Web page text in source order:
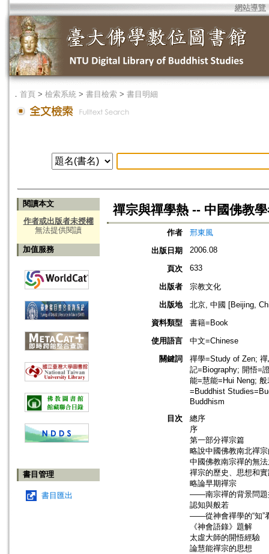
網站導覽
． 首頁 > 檢索系統 > 書目檢索 > 書目明細
閱讀本文
作者或出版者未授權
無法提供閱讀
加值服務
書目管理
書目匯出
禪宗與禪學熱 -- 中國佛教
作者
邢東風
出版日期
2006.08
頁次 633
出版者
宗教文化
出版地
北京, 中國 [Beijing,
資料類型
書籍=Book
使用語言
中文=Chinese
關鍵詞
禪學=Study of Zen;
記=Biography; 開悟=
能=慧能=Hui Neng;
=Buddhist
Buddhism
目次
總序
序
第一部分禪宗篇
略說中國佛教南北禪
中國佛教南宗禪的無
禪宗的歷史、思想和
略論早期禪宗
——南宗禪的背景問題
認知與般若
——從神會禪學的“知”
《神會語錄》題解
太虛大師的開悟經驗
論慧能禪宗的思想